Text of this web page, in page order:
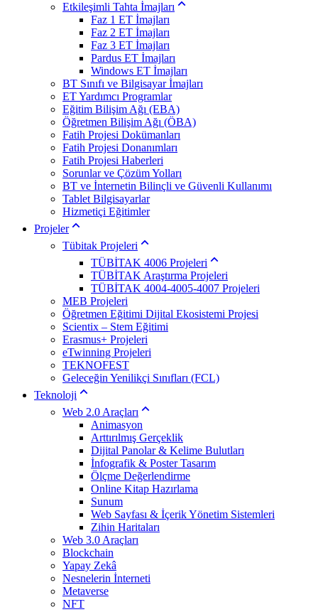
Etkileşimli Tahta İmajları
Faz 1 ET İmajları
Faz 2 ET İmajları
Faz 3 ET İmajları
Pardus ET İmajları
Windows ET İmajları
BT Sınıfı ve Bilgisayar İmajları
ET Yardımcı Programlar
Eğitim Bilişim Ağı (EBA)
Öğretmen Bilişim Ağı (ÖBA)
Fatih Projesi Dokümanları
Fatih Projesi Donanımları
Fatih Projesi Haberleri
Sorunlar ve Çözüm Yolları
BT ve İnternetin Bilinçli ve Güvenli Kullanımı
Tablet Bilgisayarlar
Hizmetiçi Eğitimler
Projeler
Tübitak Projeleri
TÜBİTAK 4006 Projeleri
TÜBİTAK Araştırma Projeleri
TÜBİTAK 4004-4005-4007 Projeleri
MEB Projeleri
Öğretmen Eğitimi Dijital Ekosistemi Projesi
Scientix – Stem Eğitimi
Erasmus+ Projeleri
eTwinning Projeleri
TEKNOFEST
Geleceğin Yenilikçi Sınıfları (FCL)
Teknoloji
Web 2.0 Araçları
Animasyon
Arttırılmış Gerçeklik
Dijital Panolar & Kelime Bulutları
İnfografik & Poster Tasarım
Ölçme Değerlendirme
Online Kitap Hazırlama
Sunum
Web Sayfası & İçerik Yönetim Sistemleri
Zihin Haritaları
Web 3.0 Araçları
Blockchain
Yapay Zekâ
Nesnelerin İnterneti
Metaverse
NFT